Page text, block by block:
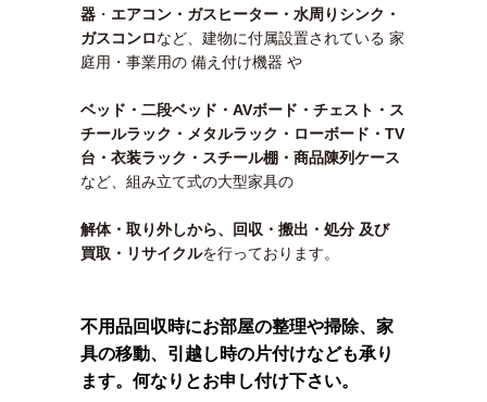
器 ・ エアコン・ガスヒーター・水周りシンク・
ガスコンロなど、建物に付属設置されている 家
庭用・事業用の 備え付け機器 や
ベッド・二段ベッド・AVボード・チェスト・ス
チールラック・メタルラック・ローボード・TV
台・衣装ラック・スチール棚・商品陳列ケース
など、組み立て式の大型家具の
解体・取り外しから、回収・搬出・処分 及び
買取・リサイクルを行っております。
不用品回収時にお部屋の整理や掃除、家
具の移動、引越し時の片付けなども承り
ます。何なりとお申し付け下さい。